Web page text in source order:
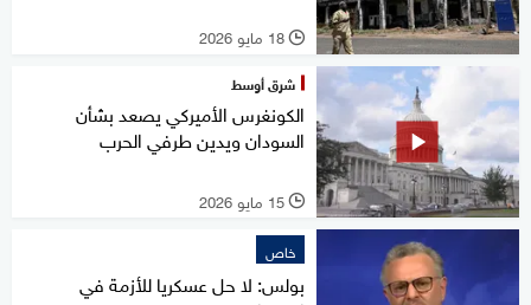
l 18 مايو 2026
شرق أوسط
الكونغرس الأميركي يصعد بشأن
السودان ويدين طرفي الحرب
l 15 مايو 2026
خاص
بولس: لا حل عسكريا للأزمة في